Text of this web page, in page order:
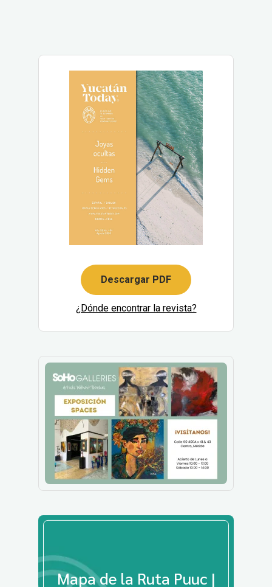
Descargar PDF
¿Dónde encontrar la revista?
Mapa de la Ruta Puuc |